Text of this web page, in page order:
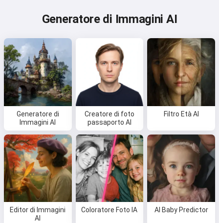
Generatore di Immagini AI
Generatore di
Immagini AI
Creatore di foto
passaporto AI
Filtro Età AI
Editor di Immagini
AI
Coloratore Foto IA AI Baby Predictor